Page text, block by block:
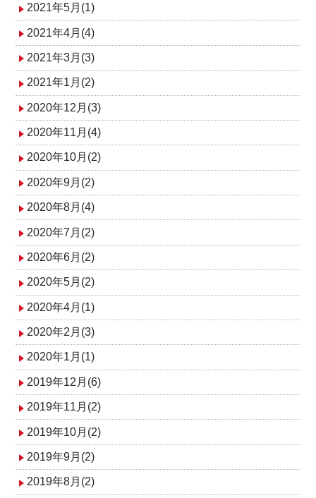
2021年5月(1)
2021年4月(4)
2021年3月(3)
2021年1月(2)
2020年12月(3)
2020年11月(4)
2020年10月(2)
2020年9月(2)
2020年8月(4)
2020年7月(2)
2020年6月(2)
2020年5月(2)
2020年4月(1)
2020年2月(3)
2020年1月(1)
2019年12月(6)
2019年11月(2)
2019年10月(2)
2019年9月(2)
2019年8月(2)